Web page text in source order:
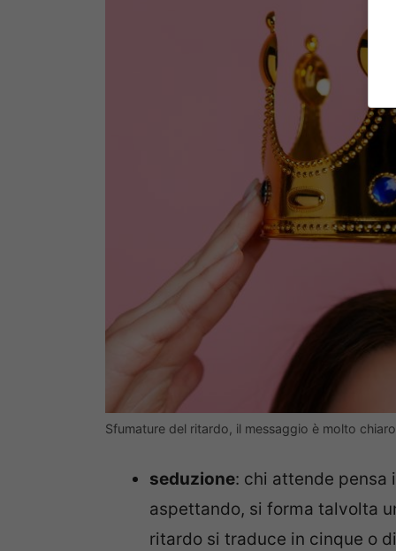
Sfumature del ritardo, il messaggio è molto
seduzione: chi attende pensa
aspettando, si forma talvolta
ritardo si traduce in cinque o